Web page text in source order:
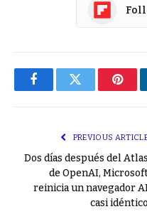
FacebookTwitter
PREVIOUS
Dos días después del Atlas
de OpenAI,
reinicia un navegador
casi idéntico